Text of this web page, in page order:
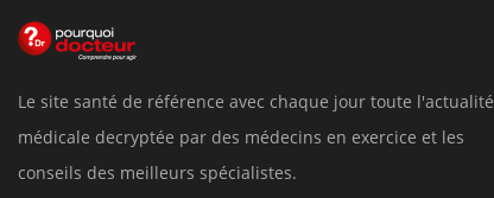
Le site santé de référence avec chaque jour toute l'actualité
médicale decryptée par des médecins en exercice et les
conseils des meilleurs spécialistes.